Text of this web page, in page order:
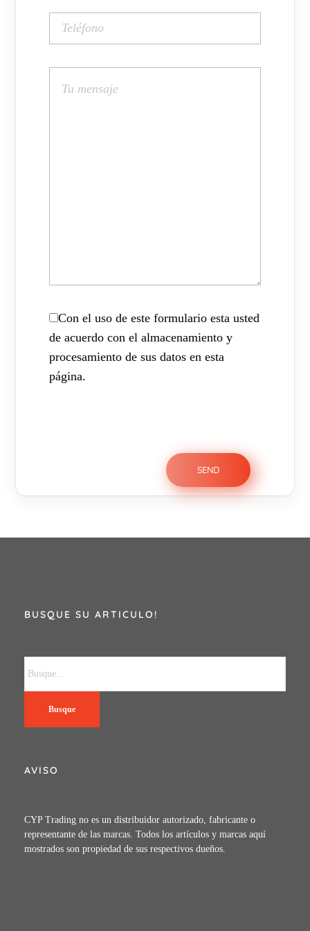
Con el uso de este formulario esta usted
de acuerdo con el almacenamiento y
procesamiento de sus datos en esta
página.
BUSQUE SU ARTICULO!
Busque
AVISO
CYP Trading no es un distribuidor autorizado, fabricante o
representante de las marcas. Todos los artículos y marcas aquí
mostrados son propiedad de sus respectivos dueños.